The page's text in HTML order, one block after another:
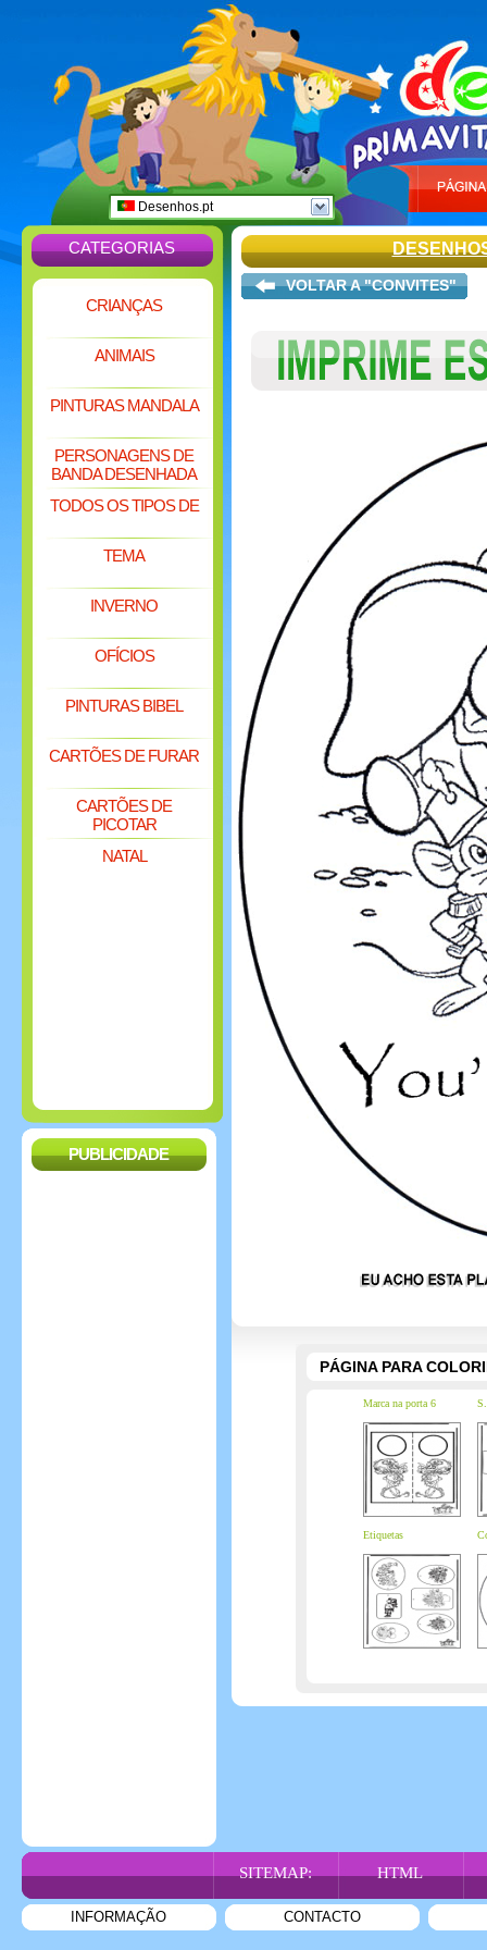
Desenhos.pt
CATEGORIAS
CRIANÇAS
ANIMAIS
PINTURAS MANDALA
PERSONAGENS DE
BANDA DESENHADA
TODOS OS TIPOS DE
TEMA
INVERNO
OFÍCIOS
PINTURAS BIBEL
CARTÕES DE FURAR
CARTÕES DE
PICOTAR
NATAL
PUBLICIDADE
VOLTAR A "CONVITES"
PÁGINA PARA
Marca na porta 6
Etiquetas
SITEMAP: HTML
INFORMAÇÃO CONTACTO